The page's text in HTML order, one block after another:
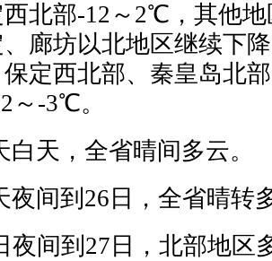
西北部-12～2℃，其他
廊坊以北地区继续下
定西北部、秦皇岛北
～-3℃。
，全省晴间多云。
到26日，全省晴转
到27日，北部地区